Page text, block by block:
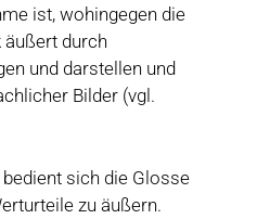
ist, wohingegen die
durch
und darstellen und
Bilder (vgl.
sich die Glosse
zu äußern.